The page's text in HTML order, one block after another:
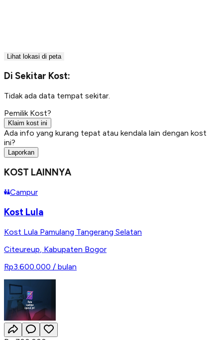
Lihat lokasi di peta
Di Sekitar Kost:
Tidak ada data tempat sekitar.
Pemilik Kost?
Klaim kost ini
Ada info yang kurang tepat atau kendala lain dengan kost
ini?
Laporkan
KOST LAINNYA
Campur
Kost Lula
Kost Lula Pamulang Tangerang Selatan
Citeureup Kabupaten Bogor
Rp3.600.000 / bulan